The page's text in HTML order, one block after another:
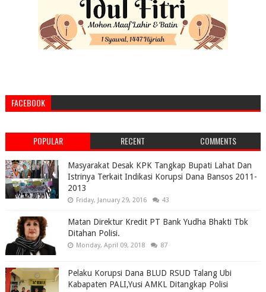
FACEBOOK
POPULAR RECENT COMMENTS
Masyarakat Desak KPK Tangkap Bupati Lahat Dan
Istrinya Terkait Indikasi Korupsi Dana Bansos 2011-
2013
Friday, January 29, 2016 43
Matan Direktur Kredit PT Bank Yudha Bhakti Tbk
Ditahan Polisi.
Monday, April 09, 2018 87
Pelaku Korupsi Dana BLUD RSUD Talang Ubi
Kabapaten PALI,Yusi AMKL Ditangkap Polisi